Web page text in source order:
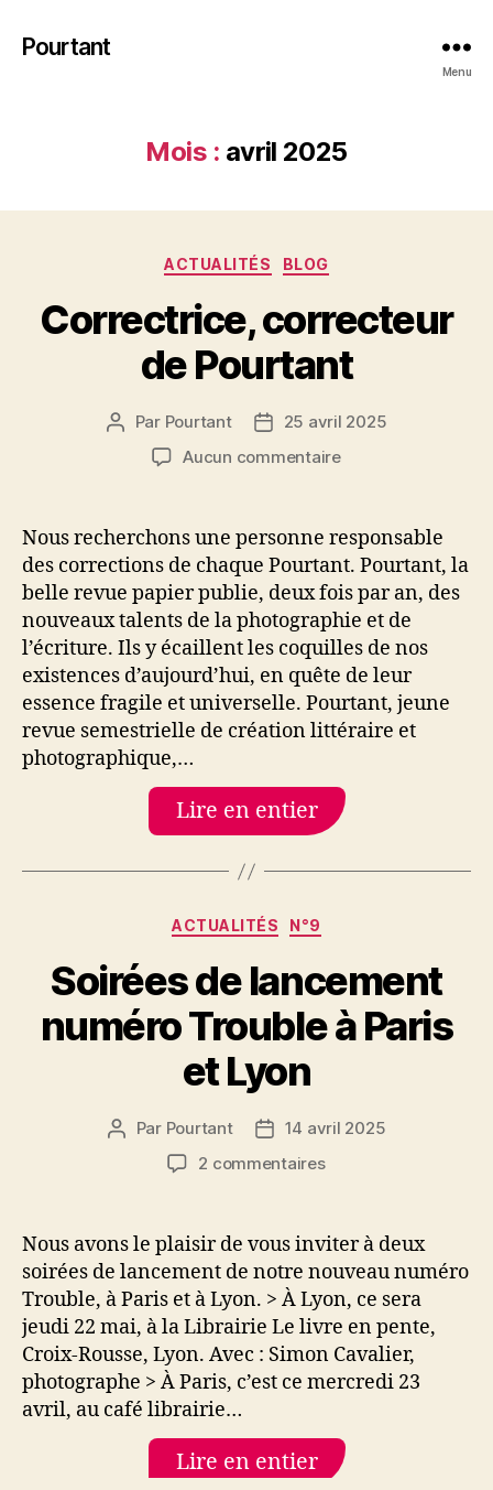
Pourtant
Menu
Mois : avril 2025
Catégories
ACTUALITÉS BLOG
Correctrice, correcteur
de Pourtant
Auteur
l’article
Par Pourtant
Date25 avril 2025
Aucun commentairesur
Pourtant
Nous recherchons une personne responsable
des corrections de chaque Pourtant. Pourtant, la
belle revue papier publie, deux fois par an, des
nouveaux talents de la photographie et de
l’écriture. Ils y écaillent les coquilles de nos
existences d’aujourd’hui, en quête de leur
essence fragile et universelle. Pourtant, jeune
revue semestrielle de création littéraire et
photographique,…
Lire en entier
Catégories
ACTUALITÉS N°9
Soirées de lancement
numéro Trouble à Paris
et Lyon
Auteur
Par Pourtant
Date14 avril 2025
2 commentairessur
lancement
Trouble
à
Paris
et
Lyon
Nous avons le plaisir de vous inviter à deux
soirées de lancement de notre nouveau numéro
Trouble, à Paris et à Lyon. > À Lyon, ce sera
jeudi 22 mai, à la Librairie Le livre en pente,
Croix-Rousse, Lyon. Avec : Simon Cavalier,
photographe > À Paris, c’est ce mercredi 23
avril, au café librairie…
Lire en entier